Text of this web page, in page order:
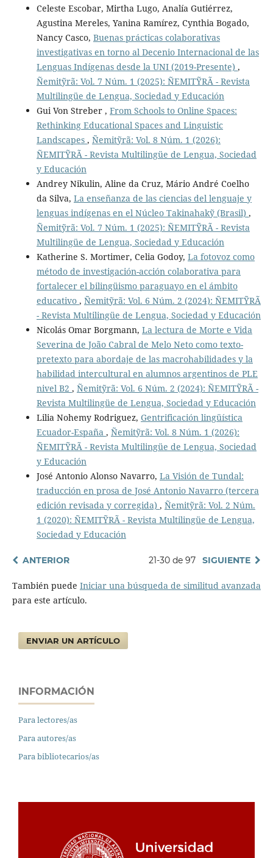
Celeste Escobar, Mirtha Lugo, Analía Gutiérrez,
Agustina Mereles, Yanina Ramírez, Cynthia Bogado,
Nancy Casco, Buenas prácticas colaborativas
investigativas en torno al Decenio Internacional de las
Lenguas Indígenas desde la UNI (2019-Presente) ,
Ñemitỹrã: Vol. 7 Núm. 1 (2025): ÑEMITỸRÃ - Revista
Multilingüe de Lengua, Sociedad y Educación
Gui Von Streber , From Schools to Online Spaces:
Rethinking Educational Spaces and Linguistic
Landscapes , Ñemitỹrã: Vol. 8 Núm. 1 (2026):
ÑEMITỸRÃ - Revista Multilingüe de Lengua, Sociedad
y Educación
Andrey Nikulin, Aline da Cruz, Mário André Coelho
da Silva, La enseñanza de las ciencias del lenguaje y
lenguas indígenas en el Núcleo Takinahakỹ (Brasil) ,
Ñemitỹrã: Vol. 7 Núm. 1 (2025): ÑEMITỸRÃ - Revista
Multilingüe de Lengua, Sociedad y Educación
Katherine S. Mortimer, Celia Godoy, La fotovoz como
método de investigación-acción colaborativa para
fortalecer el bilingüismo paraguayo en el ámbito
educativo , Ñemitỹrã: Vol. 6 Núm. 2 (2024): ÑEMITỸRÃ
- Revista Multilingüe de Lengua, Sociedad y Educación
Nicolás Omar Borgmann, La lectura de Morte e Vida
Severina de João Cabral de Melo Neto como texto-
pretexto para abordaje de las macrohabilidades y la
habilidad intercultural en alumnos argentinos de PLE
nivel B2 , Ñemitỹrã: Vol. 6 Núm. 2 (2024): ÑEMITỸRÃ -
Revista Multilingüe de Lengua, Sociedad y Educación
Lilia Nohemy Rodriguez, Gentrificación lingüística
Ecuador-España , Ñemitỹrã: Vol. 8 Núm. 1 (2026):
ÑEMITỸRÃ - Revista Multilingüe de Lengua, Sociedad
y Educación
José Antonio Alonso Navarro, La Visión de Tundal:
traducción en prosa de José Antonio Navarro (tercera
edición revisada y corregida) , Ñemitỹrã: Vol. 2 Núm.
1 (2020): ÑEMITỸRÃ - Revista Multilingüe de Lengua,
Sociedad y Educación
ANTERIOR 21-30 de 97 SIGUIENTE
También puede Iniciar una búsqueda de similitud avanzada
para este artículo.
ENVIAR UN ARTÍCULO
INFORMACIÓN
Para lectores/as
Para autores/as
Para bibliotecarios/as